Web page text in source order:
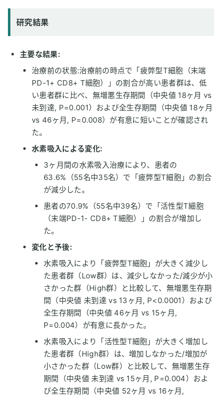
研究結果
主要な結果:
治療前の状態:治療前の時点で「疲弊型T細胞（末端
PD-1+ CD8+ T細胞）」の割合が高い患者群は、低
い患者群に比べ、無増悪生存期間（中央値 18ヶ月 vs
未到達, P=0.001）および全生存期間（中央値 18ヶ月
vs 46ヶ月, P=0.008）が有意に短いことが確認され
た。
水素吸入による変化:
3ヶ月間の水素吸入治療により、患者の
63.6%（55名中35名）で「疲弊型T細胞」の割合
が減少した。
患者の70.9%（55名中39名）で「活性型T細胞
（末端PD-1- CD8+ T細胞）」の割合が増加し
た。
変化と予後:
水素吸入により「疲弊型T細胞」が大きく減少し
た患者群（Low群）は、減少しなかった/減少が小
さかった群（High群）と比較して、無増悪生存期
間（中央値 未到達 vs 13ヶ月, P<0.0001）および
全生存期間（中央値 46ヶ月 vs 15ヶ月,
P=0.004）が有意に長かった。
水素吸入により「活性型T細胞」が大きく増加し
た患者群（High群）は、増加しなかった/増加が
小さかった群（Low群）と比較して、無増悪生存
期間（中央値 未到達 vs 15ヶ月, P=0.004）およ
び全生存期間（中央値 52ヶ月 vs 16ヶ月,